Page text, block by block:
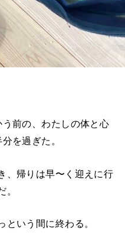
前の、わたしの体と心
を過ぎた。
、帰りは早〜く迎えに行
。
という間に終わる。